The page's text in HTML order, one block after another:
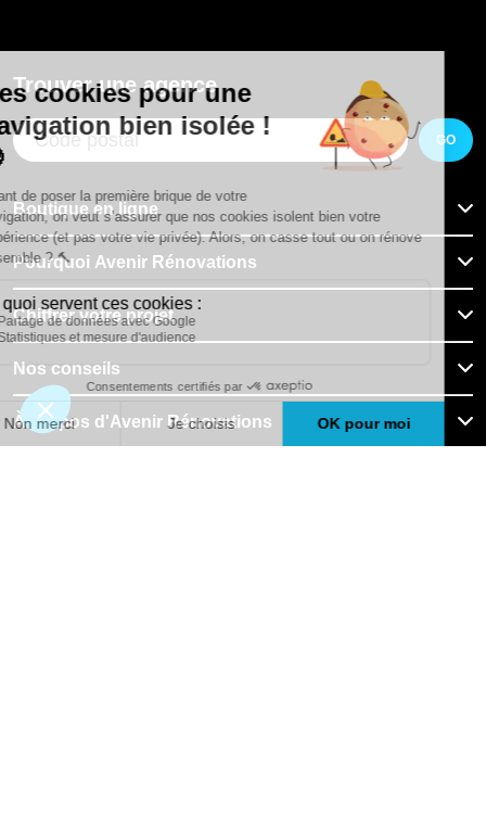
Trouver une agence
GO
Boutique en ligne
Pourquoi Avenir Rénovations
Chiffrer votre projet
Nos conseils
À propos d'Avenir Rénovations